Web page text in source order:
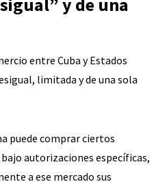
entre Cuba y Estados
limitada y de una sola
puede comprar ciertos
autorizaciones específicas,
a ese mercado sus